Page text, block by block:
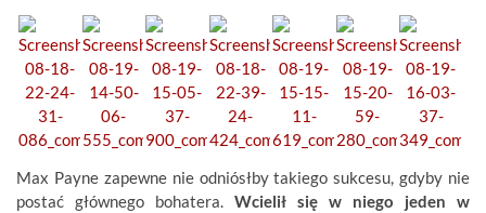
Max Payne zapewne nie odniósłby takiego sukcesu, gdyby nie
postać głównego bohatera. Wcielił się w niego jeden w